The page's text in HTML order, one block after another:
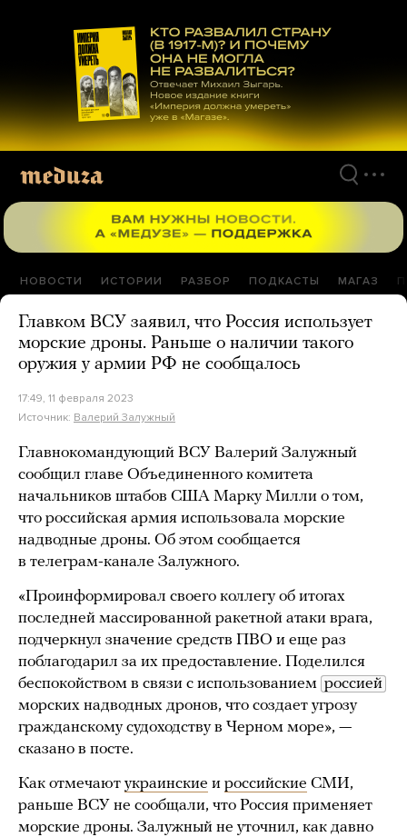
материалам
НОВОСТИ ИСТОРИИ РАЗБОР ПОДКАСТЫ МАГАЗ
Главком ВСУ заявил, что Россия использует
морские дроны. Раньше о наличии такого
оружия у армии РФ не сообщалось
17:49, 11 февраля 2023
Источник: Валерий Залужный
Главнокомандующий ВСУ Валерий Залужный
сообщил главе Объединенного комитета
начальников штабов США Марку Милли о том,
что российская армия использовала морские
надводные дроны. Об этом сообщается
в телеграм-канале Залужного.
«Проинформировал своего коллегу об итогах
последней массированной ракетной атаки врага,
подчеркнул значение средств ПВО и еще раз
поблагодарил за их предоставление. Поделился
беспокойством в связи с использованием россией
морских надводных дронов, что создает угрозу
гражданскому судоходству в Черном море», —
сказано в посте.
Как отмечают украинские и российские СМИ,
раньше ВСУ не сообщали, что Россия применяет
морские дроны. Залужный не уточнил, как давно